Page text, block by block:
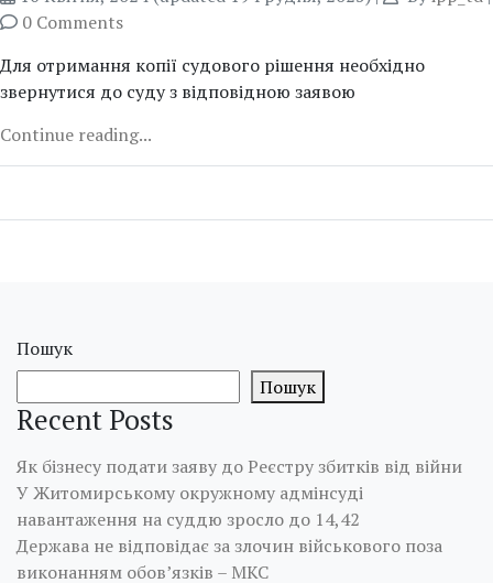
0 Comments
Для отримання копії судового рішення необхідно
звернутися до суду з відповідною заявою
Continue reading...
Пошук
Пошук
Recent Posts
Як бізнесу подати заяву до Реєстру збитків від війни
У Житомирському окружному адмінсуді
навантаження на суддю зросло до 14,42
Держава не відповідає за злочин військового поза
виконанням обов’язків – МКС